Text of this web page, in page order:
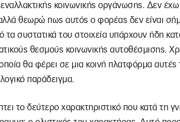
κοινωνικής οργάνωσης. Δεν
θεωρώ πως αυτός ο φορέας δεν είναι
συστατικά του στοιχεία υπάρχουν ήδη
θεσμούς κοινωνικής αυτοθέσμισης.
θα φέρει σε μια κοινή πλατφόρμα αυτές
παράδειγμα.
το δεύτερο χαρακτηριστικό που κατά τη